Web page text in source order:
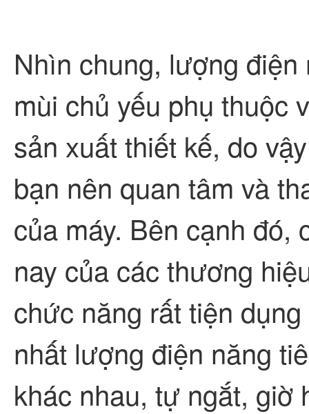
Nhìn chung, lượng
mùi chủ yếu phụ thuộc
sản xuất thiết kế, do
bạn nên quan tâm và
của máy. Bên cạnh đó,
nay của các thương
chức năng rất tiện
nhất lượng điện năng
khác nhau, tự ngắt,